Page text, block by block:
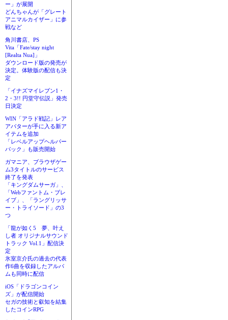
ー」が展開
どんちゃんが「グレート
アニマルカイザー」に参
戦など
角川書店、PS
Vita「Fate/stay night
[Realta Nua]」
ダウンロード版の発売が
決定。体験版の配信も決
定
「イナズマイレブン1・
2・3!! 円堂守伝説」発売
日決定
WIN「アラド戦記」レア
アバターが手に入る新ア
イテムを追加
「レベルアップヘルパー
パック」も販売開始
ガマニア、ブラウザゲー
ム3タイトルのサービス
終了を発表
「キングダムサーガ」、
「Webファントム・ブレ
イブ」、「ラングリッサ
ー・トライソード」の3
つ
「龍が如く5 夢、叶え
し者 オリジナルサウンド
トラック Vol.1」配信決
定
氷室京介氏の過去の代表
作6曲を収録したアルバ
ムも同時に配信
iOS「ドラゴンコイン
ズ」が配信開始
セガの技術と叡知を結集
したコインRPG